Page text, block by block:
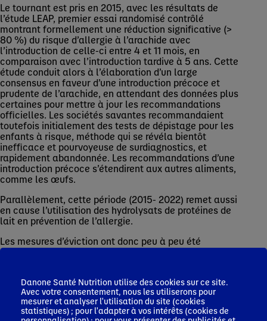
Le tournant est pris en 2015, avec les résultats de
l’étude LEAP, premier essai randomisé contrôlé
montrant formellement une réduction significative (>
80 %) du risque d’allergie à l’arachide avec
l’introduction de celle-ci entre 4 et 11 mois, en
comparaison avec l’introduction tardive à 5 ans. Cette
étude conduit alors à l’élaboration d’un large
consensus en faveur d’une introduction précoce et
prudente de l’arachide, en attendant des données plus
certaines pour mettre à jour les recommandations
officielles. Les sociétés savantes recommandaient
toutefois initialement des tests de dépistage pour les
enfants à risque, méthode qui se révéla bientôt
inefficace et pourvoyeuse de surdiagnostics, et
rapidement abandonnée. Les recommandations d’une
introduction précoce s’étendirent aux autres aliments,
comme les œufs.
Parallèlement, cette période (2015- 2022) remet aussi
en cause l’utilisation des hydrolysats de protéines de
lait en prévention de l’allergie.
Les mesures d’éviction ont donc peu à peu été
abandonnées, au fil du temps et à mesure que les
encore possibles dans les recommandations,
particulièrement sur les modalités d’administration des
aliments contenant des allergènes (quantités données
et fréquence). Pour exemple, de récentes
Danone Santé Nutrition utilise des cookies sur ce site.
Avec votre consentement, nous les utiliserons pour
mesurer et analyser l'utilisation du site (cookies
statistiques) ; pour l'adapter à vos intérêts (cookies de